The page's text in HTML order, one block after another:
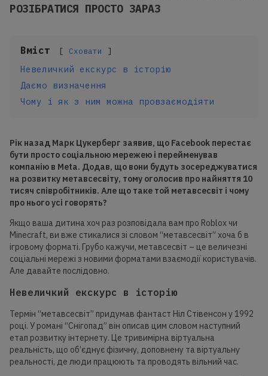
РОЗІБРАТИСЯ ПРОСТО ЗАРАЗ
Вміст Сховати
Невеличкий екскурс в історію
Даємо визначення
Чому і як з ним можна провзаємодіяти
Рік назад Марк Цукерберг заявив, що Facebook перестає
бути просто соціальною мережею і перейменував
компанію в Meta. Додав, що вони будуть зосереджуватися
на розвитку метавсесвіту, тому оголосив про найняття 10
тисяч співробітників. Але що таке той метавсесвіт і чому
про нього усі говорять?
Якщо ваша дитина хоч раз розповідала вам про Roblox чи
Minecraft, ви вже стикалися зі словом “метавсесвіт” хоча б в
ігровому форматі. Грубо кажучи, метавсесвіт – це величезні
соціальні мережі з новими форматами взаємодії користувачів.
Але давайте послідовно.
Невеличкий екскурс в історію
Термін “метавсесвіт” придумав фантаст Ніл Стівенсон у 1992
році. У романі “Снігопад” він описав цим словом наступний
етап розвитку інтернету. Це тривимірна віртуальна
реальність, що об’єднує фізичну, доповнену та віртуальну
реальності, де люди працюють та проводять вільний час.